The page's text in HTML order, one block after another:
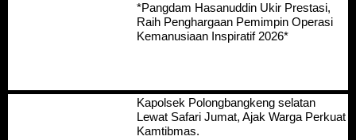
*Pangdam Hasanuddin Ukir Prestasi,
Raih Penghargaan Pemimpin Operasi
Kemanusiaan Inspiratif 2026*
Kapolsek Polongbangkeng selatan
Lewat Safari Jumat, Ajak Warga Perkuat
Kamtibmas.